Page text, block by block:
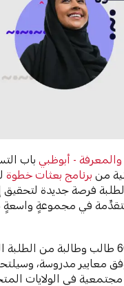
- أبوظبي باب
منبرنامج بعثات خطوة
لمنح الطلبة فرصة جديدة
في مجموعةٍ واسعةٍ
وسيختار البرنامج 600 طالب وطالبة من
معايير مدروسة،
بـ38 كلية مجتمعية في الولايات